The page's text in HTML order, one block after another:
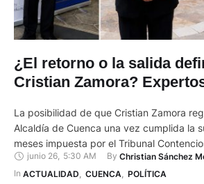
¿El retorno o la salida
Cristian Zamora?
La posibilidad de que Cristian Zamora
Alcaldía de Cuenca una vez cumplida la
meses impuesta por el Tribunal
genera criterios jurídicos divididos. La
una sentencia por violencia política de
junio 26, 5:30 AM By Christian Sánchez
In ACTUALIDAD CUENCA POLÍTICA